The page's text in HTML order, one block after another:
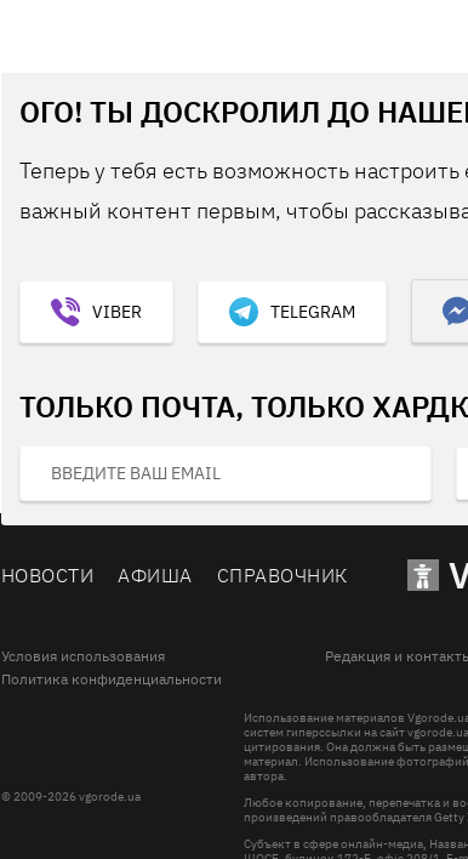
ОГО! ТЫ ДОСКРОЛИЛ ДО
Теперь у тебя есть возможность настроить
важный контент первым, чтобы
VIBER TELEGRAM
ТОЛЬКО ПОЧТА, ТОЛЬКО
НОВОСТИ АФИША СПРАВОЧНИК
Условия использования Редакция и
Политика конфиденциальности
© 2009-2026 vgorode.ua
Использование материалов
систем гиперссылки на сайт
цитирования. Она должна быть
материал. Использование
автора.
Любое копирование, перепечатка и
произведений правообладателя Getty
Субъект в сфере онлайн-медиа,